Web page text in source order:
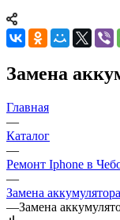
Замена
Главная
—
Каталог
—
Ремонт Iphone в
—
Замена
—Замена